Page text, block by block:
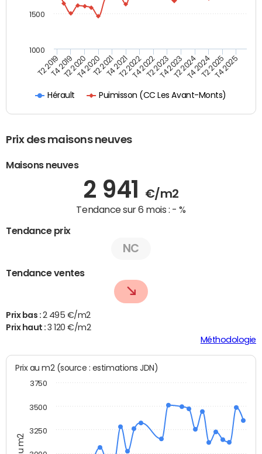
Hérault Puimisson (CC Les Avant-Monts)
T2 2019T4 2019T2 2020T4 2020T2 2021T4 2021T2 2022T4 2022T2 2023T4 2023T2 2024T4 2024T2 2025T4 2025
1000
1500
Prix des maisons neuves
Maisons neuves
2 941 €/m2
Tendance sur 6 mois : - %
Tendance prix
NC
Tendance ventes
Prix bas : 2 495 €/m2
Prix haut :3 120 €/m2
Méthodologie
Prix au m2 (source : estimations JDN)
3250
3500
3750